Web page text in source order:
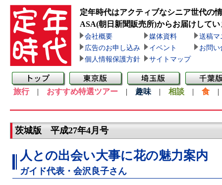
定年時代はアクティブなシニア世代の
ASA(朝日新聞販売所)からお届けしてい
会社概要 媒体資料
送稿マ
広告のお申し込み
イベント
お問い
個人情報保護方針
サイトマップ
旅行| おすすめ特選ツアー | 趣味 | 相談 | 食
茨城版 平成27年4月号
人との出会い大事に花の魅力案内
ガイド代表・会沢良子さん